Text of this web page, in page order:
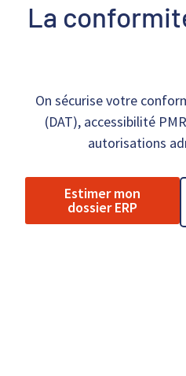
La
On sécurise votre
(DAT), accessibilité
autorisations
Estimer mon
dossier ERP